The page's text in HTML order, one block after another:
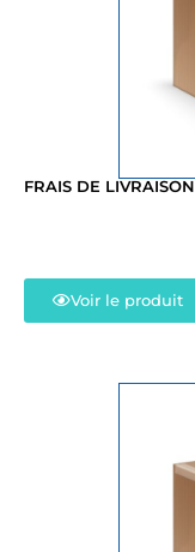
FRAIS DE LIVRAISON
Voir le produit